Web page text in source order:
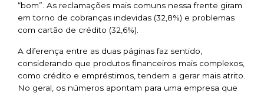
“bom”. As reclamações mais comuns nessa frente giram
em torno de cobranças indevidas (32,8%) e problemas
com cartão de crédito (32,6%).
A diferença entre as duas páginas faz sentido,
considerando que produtos financeiros mais complexos,
como crédito e empréstimos, tendem a gerar mais atrito.
No geral, os números apontam para uma empresa que